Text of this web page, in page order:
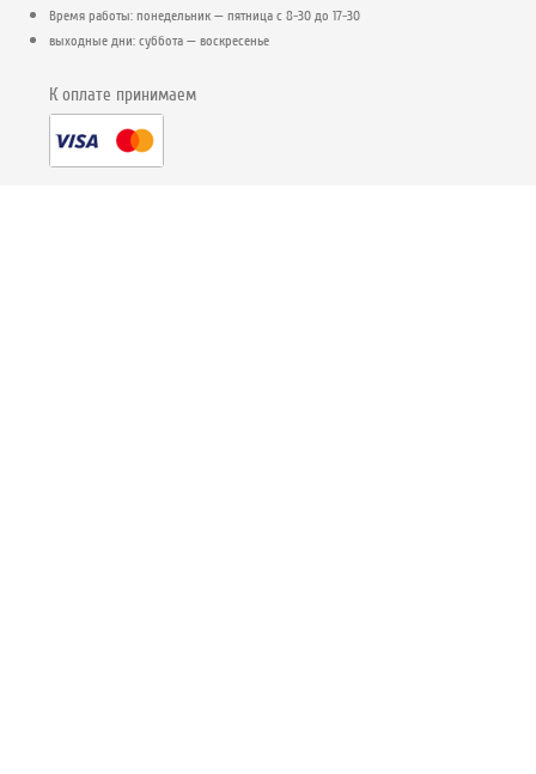
Время работы: понедельник — пятница c 8-30 до 17-30
выходные дни: суббота — воскресенье
К оплате принимаем